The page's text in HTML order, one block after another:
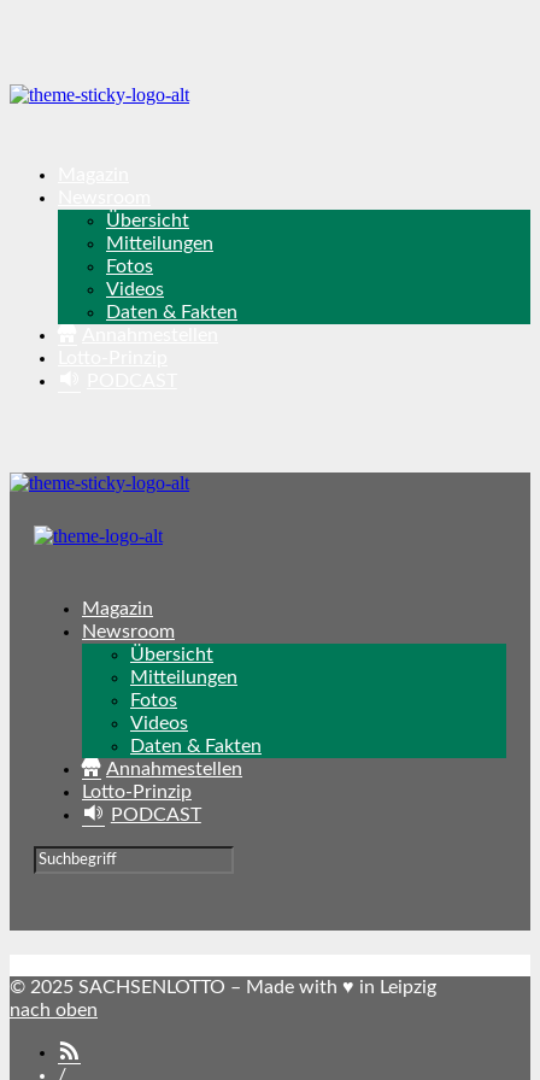
Übersicht
Mitteilungen
Fotos
Videos
Daten & Fakten
Magazin
Newsroom
Übersicht
Mitteilungen
Fotos
Videos
Daten & Fakten
Annahmestellen
Lotto-Prinzip
PODCAST
© 2025 SACHSENLOTTO – Made with ♥ in Leipzig
nach oben
/